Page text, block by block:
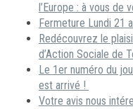
l’Europe : à vous de
Fermeture Lundi 21
Redécouvrez le
d’Action Sociale de
Le 1er numéro du
est arrivé !
Votre avis nous